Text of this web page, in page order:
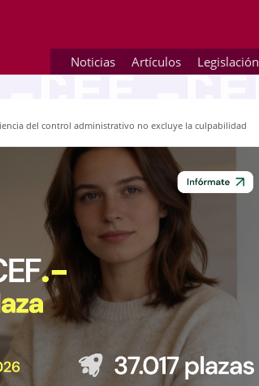
Noticias Artículos Legislación
del control administrativo no excluye la culpabilidad